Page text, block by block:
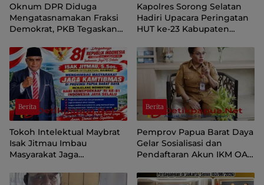
Oknum DPR Diduga
Mengatasnamakan Fraksi
Demokrat, PKB Tegaskan
Papua Pegunungan
Kapolres Sorong Selatan
Hadiri Upacara Peringatan
HUT ke-23 Kabupaten
Berita
Tokoh Intelektual Maybrat
Isak Jitmau Imbau
Masyarakat Jaga
81 Kemerdekaan RI
Berita
Pemprov Papua Barat Daya
Gelar Sosialisasi dan
Pendaftaran Akun IKM OAP